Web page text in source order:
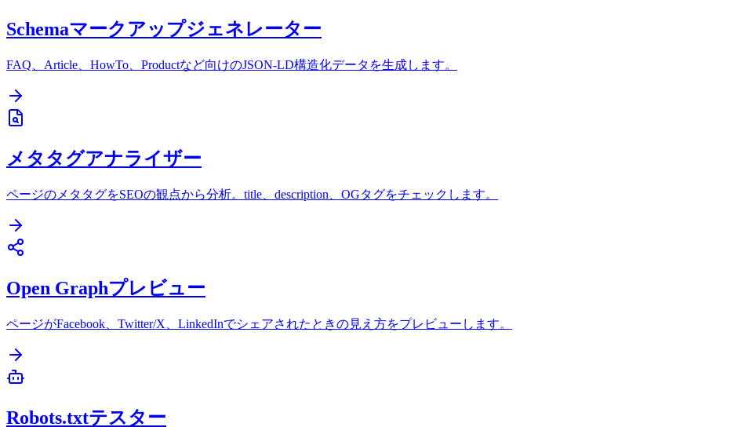
Schemaマークアップジェネレーター
FAQ、Article、HowTo、Productなど向けのJSON-LD構造化データを生成します。
メタタグアナライザー
ページのメタタグをSEOの観点から分析。title、description、OGタグをチェックします。
Open Graphプレビュー
ページがFacebook、Twitter/X、LinkedInでシェアされたときの見え方をプレビューします。
Robots.txtテスター